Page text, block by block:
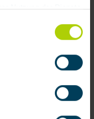
Nutzung der Dienste
/ etc.]“
in die Weitergabe über
Partner, die
nicht persönlich
Zwecken (z.B.